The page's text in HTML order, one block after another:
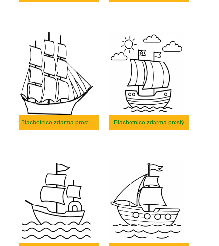
Plachetnice zdarma prostý tisknutelné Plachetnice zdarma prostý